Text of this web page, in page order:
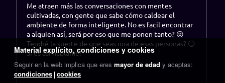
Material explícito, condiciones y cookies
Seguir en la web implica que eres mayor de edad y aceptas:
condiciones cookies
Me atraen más las conversaciones con mentes
cultivadas, con gente que sabe cómo caldear el
ambiente de forma inteligente. No es facil encontrar
a alguien así, será por eso que me ponen tanto? 😜
Tendré la suerte de que seas una de esas personas? 😏
Si es así háblame!